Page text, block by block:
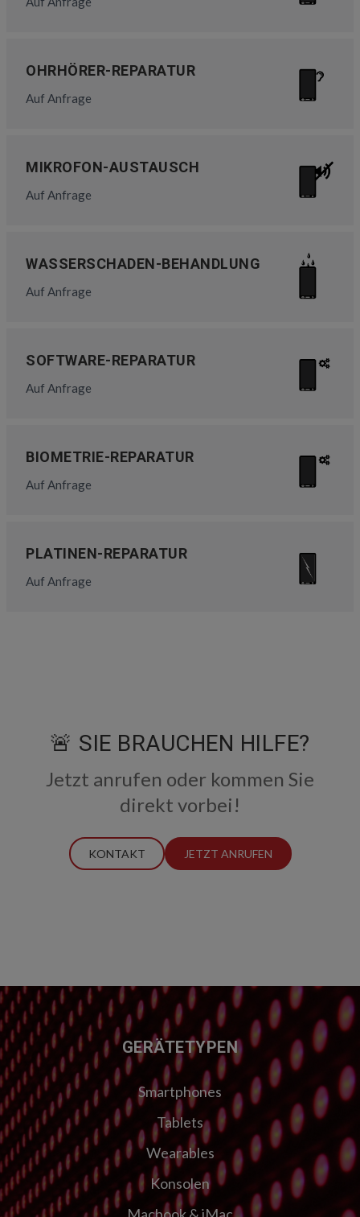
OHRHÖRER-REPARATUR
Auf Anfrage
MIKROFON-AUSTAUSCH
Auf Anfrage
WASSERSCHADEN-BEHANDLUNG
Auf Anfrage
SOFTWARE-REPARATUR
Auf Anfrage
BIOMETRIE-REPARATUR
Auf Anfrage
PLATINEN-REPARATUR
Auf Anfrage
🚨 SIE BRAUCHEN HILFE?
Jetzt anrufen oder kommen Sie
direkt vorbei!
KONTAKT JETZT ANRUFEN
FUSSZEILE GERÄTETYPEN
Smartphones
Tablets
Wearables
Konsolen